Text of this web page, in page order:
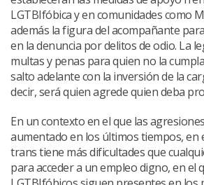
LGTBIfóbica y en comunidades como
además la figura del acompañante
en la denuncia por delitos de odio. La
multas y penas para quien no la
salto adelante con la inversión de la
decir, será quien agrede quien deba
En un contexto en el que las
aumentado en los últimos tiempos, en
trans tiene más dificultades que
para acceder a un empleo digno, en el